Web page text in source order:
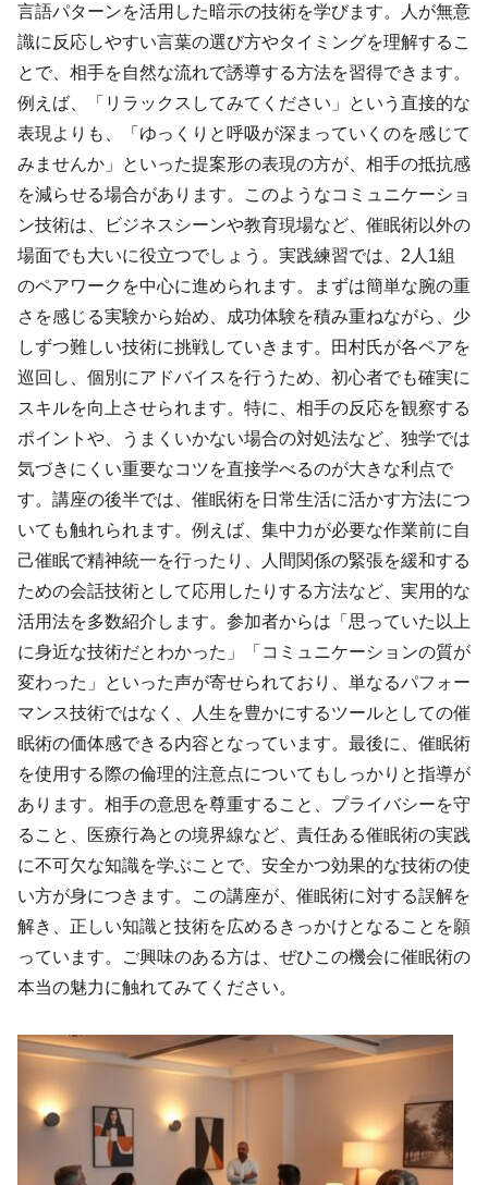
言語パターンを活用した暗示の技術を学びます。人が無意
識に反応しやすい言葉の選び方やタイミングを理解するこ
とで、相手を自然な流れで誘導する方法を習得できます。
例えば、「リラックスしてみてください」という直接的な
表現よりも、「ゆっくりと呼吸が深まっていくのを感じて
みませんか」といった提案形の表現の方が、相手の抵抗感
を減らせる場合があります。このようなコミュニケーショ
ン技術は、ビジネスシーンや教育現場など、催眠術以外の
場面でも大いに役立つでしょう。実践練習では、2人1組
のペアワークを中心に進められます。まずは簡単な腕の重
さを感じる実験から始め、成功体験を積み重ねながら、少
しずつ難しい技術に挑戦していきます。田村氏が各ペアを
巡回し、個別にアドバイスを行うため、初心者でも確実に
スキルを向上させられます。特に、相手の反応を観察する
ポイントや、うまくいかない場合の対処法など、独学では
気づきにくい重要なコツを直接学べるのが大きな利点で
す。講座の後半では、催眠術を日常生活に活かす方法につ
いても触れられます。例えば、集中力が必要な作業前に自
己催眠で精神統一を行ったり、人間関係の緊張を緩和する
ための会話技術として応用したりする方法など、実用的な
活用法を多数紹介します。参加者からは「思っていた以上
に身近な技術だとわかった」「コミュニケーションの質が
変わった」といった声が寄せられており、単なるパフォー
マンス技術ではなく、人生を豊かにするツールとしての催
眠術の価体感できる内容となっています。最後に、催眠術
を使用する際の倫理的注意点についてもしっかりと指導が
あります。相手の意思を尊重すること、プライバシーを守
ること、医療行為との境界線など、責任ある催眠術の実践
に不可欠な知識を学ぶことで、安全かつ効果的な技術の使
い方が身につきます。この講座が、催眠術に対する誤解を
解き、正しい知識と技術を広めるきっかけとなることを願
っています。ご興味のある方は、ぜひこの機会に催眠術の
本当の魅力に触れてみてください。